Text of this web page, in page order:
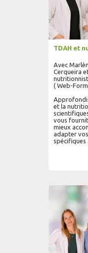
TDAH et
Avec
Cerqueira
( Web-
et la
vous
mieux
adapter
spécifiques